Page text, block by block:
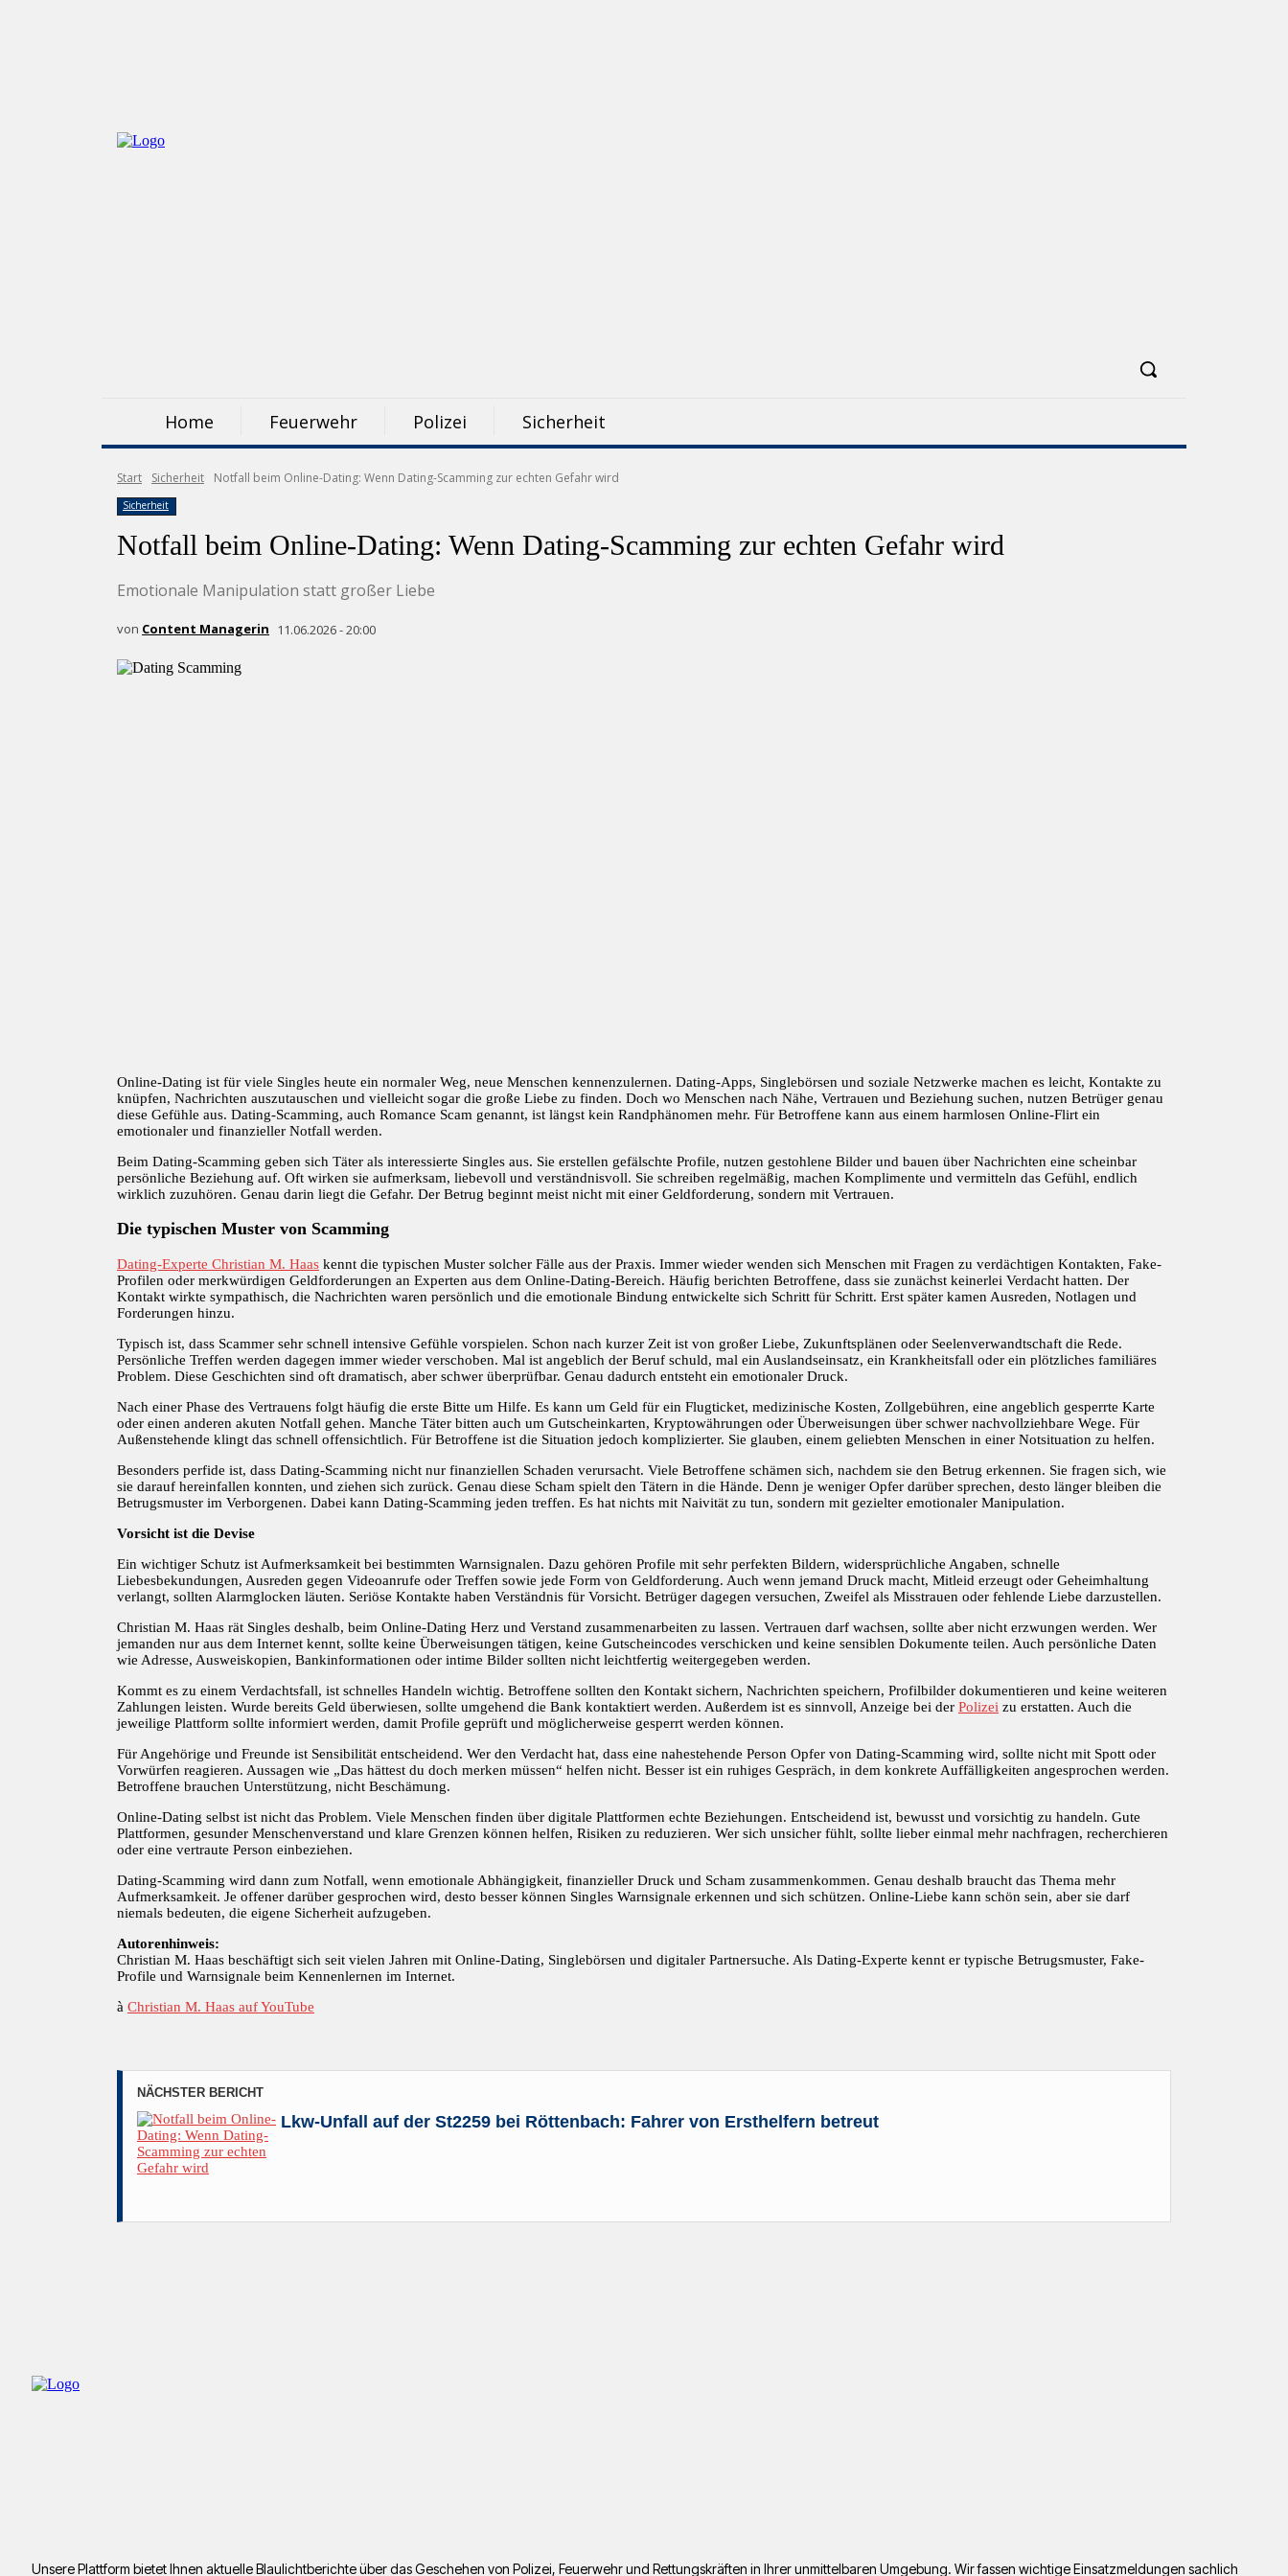
Home Feuerwehr Polizei Sicherheit
Start Sicherheit Notfall beim Online-Dating: Wenn Dating-Scamming zur echten Gefahr wird
Sicherheit
Notfall beim Online-Dating: Wenn Dating-Scamming zur echten Gefahr wird
Emotionale Manipulation statt großer Liebe
von Content Managerin 11.06.2026 - 20:00
Online-Dating ist für viele Singles heute ein normaler Weg, neue Menschen kennenzulernen. Dating-Apps, Singlebörsen und soziale Netzwerke machen es leicht, Kontakte zu
knüpfen, Nachrichten auszutauschen und vielleicht sogar die große Liebe zu finden. Doch wo Menschen nach Nähe, Vertrauen und Beziehung suchen, nutzen Betrüger genau
diese Gefühle aus. Dating-Scamming, auch Romance Scam genannt, ist längst kein Randphänomen mehr. Für Betroffene kann aus einem harmlosen Online-Flirt ein
emotionaler und finanzieller Notfall werden.
Beim Dating-Scamming geben sich Täter als interessierte Singles aus. Sie erstellen gefälschte Profile, nutzen gestohlene Bilder und bauen über Nachrichten eine scheinbar
persönliche Beziehung auf. Oft wirken sie aufmerksam, liebevoll und verständnisvoll. Sie schreiben regelmäßig, machen Komplimente und vermitteln das Gefühl, endlich
wirklich zuzuhören. Genau darin liegt die Gefahr. Der Betrug beginnt meist nicht mit einer Geldforderung, sondern mit Vertrauen.
Die typischen Muster von Scamming
Dating-Experte Christian M. Haas kennt die typischen Muster solcher Fälle aus der Praxis. Immer wieder wenden sich Menschen mit Fragen zu verdächtigen Kontakten, Fake-
Profilen oder merkwürdigen Geldforderungen an Experten aus dem Online-Dating-Bereich. Häufig berichten Betroffene, dass sie zunächst keinerlei Verdacht hatten. Der
Kontakt wirkte sympathisch, die Nachrichten waren persönlich und die emotionale Bindung entwickelte sich Schritt für Schritt. Erst später kamen Ausreden, Notlagen und
Forderungen hinzu.
Typisch ist, dass Scammer sehr schnell intensive Gefühle vorspielen. Schon nach kurzer Zeit ist von großer Liebe, Zukunftsplänen oder Seelenverwandtschaft die Rede.
Persönliche Treffen werden dagegen immer wieder verschoben. Mal ist angeblich der Beruf schuld, mal ein Auslandseinsatz, ein Krankheitsfall oder ein plötzliches familiäres
Problem. Diese Geschichten sind oft dramatisch, aber schwer überprüfbar. Genau dadurch entsteht ein emotionaler Druck.
Nach einer Phase des Vertrauens folgt häufig die erste Bitte um Hilfe. Es kann um Geld für ein Flugticket, medizinische Kosten, Zollgebühren, eine angeblich gesperrte Karte
oder einen anderen akuten Notfall gehen. Manche Täter bitten auch um Gutscheinkarten, Kryptowährungen oder Überweisungen über schwer nachvollziehbare Wege. Für
Außenstehende klingt das schnell offensichtlich. Für Betroffene ist die Situation jedoch komplizierter. Sie glauben, einem geliebten Menschen in einer Notsituation zu helfen.
Besonders perfide ist, dass Dating-Scamming nicht nur finanziellen Schaden verursacht. Viele Betroffene schämen sich, nachdem sie den Betrug erkennen. Sie fragen sich, wie
sie darauf hereinfallen konnten, und ziehen sich zurück. Genau diese Scham spielt den Tätern in die Hände. Denn je weniger Opfer darüber sprechen, desto länger bleiben die
Betrugsmuster im Verborgenen. Dabei kann Dating-Scamming jeden treffen. Es hat nichts mit Naivität zu tun, sondern mit gezielter emotionaler Manipulation.
Vorsicht ist die Devise
Ein wichtiger Schutz ist Aufmerksamkeit bei bestimmten Warnsignalen. Dazu gehören Profile mit sehr perfekten Bildern, widersprüchliche Angaben, schnelle
Liebesbekundungen, Ausreden gegen Videoanrufe oder Treffen sowie jede Form von Geldforderung. Auch wenn jemand Druck macht, Mitleid erzeugt oder Geheimhaltung
verlangt, sollten Alarmglocken läuten. Seriöse Kontakte haben Verständnis für Vorsicht. Betrüger dagegen versuchen, Zweifel als Misstrauen oder fehlende Liebe darzustellen.
Christian M. Haas rät Singles deshalb, beim Online-Dating Herz und Verstand zusammenarbeiten zu lassen. Vertrauen darf wachsen, sollte aber nicht erzwungen werden. Wer
jemanden nur aus dem Internet kennt, sollte keine Überweisungen tätigen, keine Gutscheincodes verschicken und keine sensiblen Dokumente teilen. Auch persönliche Daten
wie Adresse, Ausweiskopien, Bankinformationen oder intime Bilder sollten nicht leichtfertig weitergegeben werden.
Kommt es zu einem Verdachtsfall, ist schnelles Handeln wichtig. Betroffene sollten den Kontakt sichern, Nachrichten speichern, Profilbilder dokumentieren und keine weiteren
Zahlungen leisten. Wurde bereits Geld überwiesen, sollte umgehend die Bank kontaktiert werden. Außerdem ist es sinnvoll, Anzeige bei der Polizei zu erstatten. Auch die
jeweilige Plattform sollte informiert werden, damit Profile geprüft und möglicherweise gesperrt werden können.
Für Angehörige und Freunde ist Sensibilität entscheidend. Wer den Verdacht hat, dass eine nahestehende Person Opfer von Dating-Scamming wird, sollte nicht mit Spott oder
Vorwürfen reagieren. Aussagen wie „Das hättest du doch merken müssen“ helfen nicht. Besser ist ein ruhiges Gespräch, in dem konkrete Auffälligkeiten angesprochen werden.
Betroffene brauchen Unterstützung, nicht Beschämung.
Online-Dating selbst ist nicht das Problem. Viele Menschen finden über digitale Plattformen echte Beziehungen. Entscheidend ist, bewusst und vorsichtig zu handeln. Gute
Plattformen, gesunder Menschenverstand und klare Grenzen können helfen, Risiken zu reduzieren. Wer sich unsicher fühlt, sollte lieber einmal mehr nachfragen, recherchieren
oder eine vertraute Person einbeziehen.
Dating-Scamming wird dann zum Notfall, wenn emotionale Abhängigkeit, finanzieller Druck und Scham zusammenkommen. Genau deshalb braucht das Thema mehr
Aufmerksamkeit. Je offener darüber gesprochen wird, desto besser können Singles Warnsignale erkennen und sich schützen. Online-Liebe kann schön sein, aber sie darf
niemals bedeuten, die eigene Sicherheit aufzugeben.
Autorenhinweis:
Christian M. Haas beschäftigt sich seit vielen Jahren mit Online-Dating, Singlebörsen und digitaler Partnersuche. Als Dating-Experte kennt er typische Betrugsmuster, Fake-
Profile und Warnsignale beim Kennenlernen im Internet.
à Christian M. Haas auf YouTube
NÄCHSTER BERICHT
Lkw-Unfall auf der St2259 bei Röttenbach: Fahrer von Ersthelfern betreut
Unsere Plattform bietet Ihnen aktuelle Blaulichtberichte über das Geschehen von Polizei, Feuerwehr und Rettungskräften in Ihrer unmittelbaren Umgebung. Wir fassen wichtige Einsatzmeldungen sachlich